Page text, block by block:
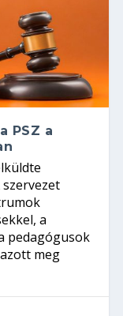
PSZ a
a
pedagógusok
meg